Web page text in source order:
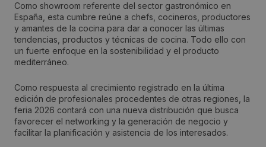
Como showroom referente del sector gastronómico en
España, esta cumbre reúne a chefs, cocineros, productores
y amantes de la cocina para dar a conocer las últimas
tendencias, productos y técnicas de cocina. Todo ello con
un fuerte enfoque en la sostenibilidad y el producto
mediterráneo.
Como respuesta al crecimiento registrado en la última
edición de profesionales procedentes de otras regiones, la
feria 2026 contará con una nueva distribución que busca
favorecer el networking y la generación de negocio y
facilitar la planificación y asistencia de los interesados.
Provincia:
Valencia
Feria Valencia
Dirección: